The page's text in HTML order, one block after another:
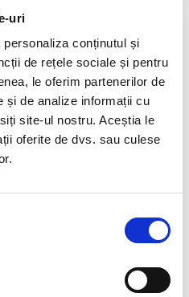
uri
conținutul și
de rețele sociale și pentru
le oferim partenerilor de
și de analize informații cu
site-ul nostru. Aceștia le
oferite de dvs. sau culese
cum era prevazut anterior,
cinci zile lucratoare de
au urmat un curs de
paternal (incluzand si
cursul de puericultura)
fiecare nou-nascut, nu
era anterior.
impune angajatorilor
din partea inspectorilor
intre 4.000 si 8.000 lei.
paternal nu pot fi